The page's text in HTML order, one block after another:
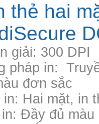
thẻ hai
giải: 300 DPI
pháp in:
đơn sắc
in: Hai mặt, in
Đầy đủ màu